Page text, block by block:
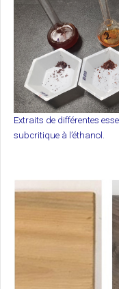
Extraits de différentes
subcritique à l’éthanol.